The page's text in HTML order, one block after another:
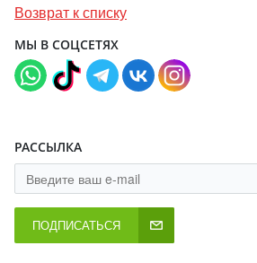
Возврат к списку
МЫ В СОЦСЕТЯХ
РАССЫЛКА
ПОДПИСАТЬСЯ